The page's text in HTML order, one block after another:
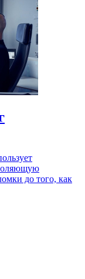
до того, как